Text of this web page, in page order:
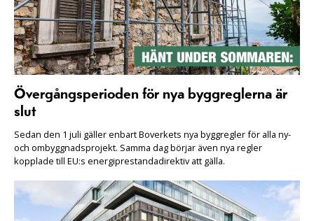
Övergångsperioden för nya byggreglerna är
slut
Sedan den 1 juli gäller enbart Boverkets nya byggregler för alla ny-
och ombyggnadsprojekt. Samma dag börjar även nya regler
kopplade till EU:s energiprestandadirektiv att gälla.